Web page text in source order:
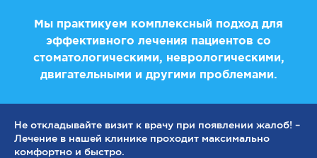
Мы практикуем комплексный подход для
эффективного лечения пациентов со
стоматологическими, неврологическими,
двигательными и другими проблемами.
Не откладывайте визит к врачу при появлении жалоб! –
Лечение в нашей клинике проходит максимально
комфортно и быстро.